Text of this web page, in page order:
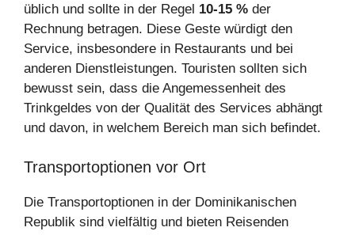
üblich und sollte in der Regel 10-15 % der
Rechnung betragen. Diese Geste würdigt den
Service, insbesondere in Restaurants und bei
anderen Dienstleistungen. Touristen sollten sich
bewusst sein, dass die Angemessenheit des
Trinkgeldes von der Qualität des Services abhängt
und davon, in welchem Bereich man sich befindet.
Transportoptionen vor Ort
Die Transportoptionen in der Dominikanischen
Republik sind vielfältig und bieten Reisenden